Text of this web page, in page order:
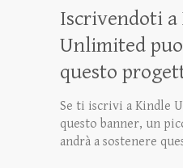
Iscrivendoti a
Unlimited
questo
Se ti iscrivi a Kindle
questo banner, un
andrà a sostenere